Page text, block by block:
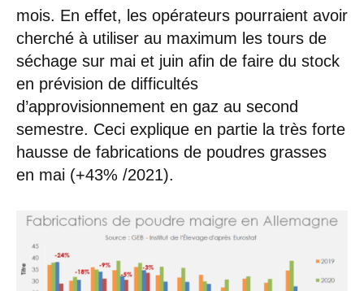
mois. En effet, les opérateurs pourraient avoir
cherché à utiliser au maximum les tours de
séchage sur mai et juin afin de faire du stock
en prévision de difficultés
d’approvisionnement en gaz au second
semestre. Ceci explique en partie la très forte
hausse de fabrications de poudres grasses
en mai (+43% /2021).